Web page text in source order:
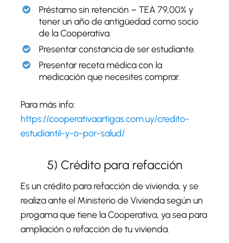
Préstamo sin retención – TEA 79,00% y
tener un año de antigüedad como socio
de la Cooperativa.
Presentar constancia de ser estudiante.
Presentar receta médica con la
medicación que necesites comprar.
Para más info:
https://cooperativaartigas.com.uy/credito-
estudiantil-y-o-por-salud/
5) Crédito para refacción
Es un crédito para refacción de vivienda, y se
realiza ante el Ministerio de Vivienda según un
progama que tiene la Cooperativa, ya sea para
ampliación o refacción de tu vivienda.